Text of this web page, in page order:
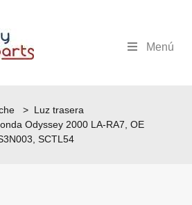
Menú
>Luz trasera
Odyssey 2000 LA-RA7, OE
SCTL54